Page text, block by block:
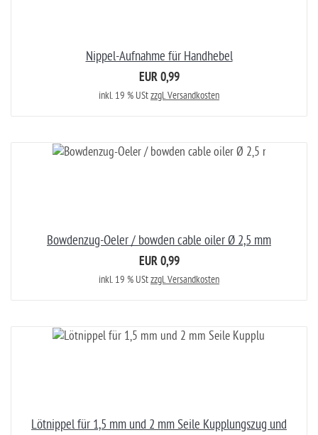
Nippel-Aufnahme für Handhebel
EUR 0,99
inkl. 19 % UStzzgl. Versandkosten
Bowdenzug-Oeler / bowden cable oiler Ø 2,5 mm
EUR 0,99
inkl. 19 % UStzzgl. Versandkosten
Lötnippel für 1,5 mm und 2 mm Seile Kupplungszug und